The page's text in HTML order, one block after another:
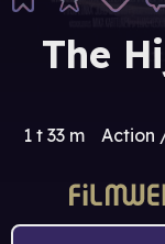
The
1 t 33 m Action